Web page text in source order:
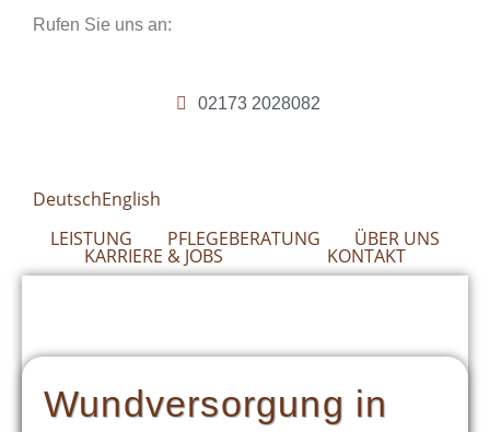
ZumRufen Sie uns an:
02173 2028082
DeutschEnglish
LEISTUNG
PFLEGEBERATUNG ÜBER UNS
KARRIERE & JOBS KONTAKT
Wundversorgung in